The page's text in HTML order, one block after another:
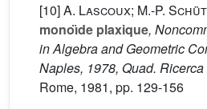
[10]A. Lascoux; M.-P.
monoı̈de plaxique,
in Algebra and Geometric
Naples, 1978, Quad. Ricerca
Rome, 1981, pp. 129-156